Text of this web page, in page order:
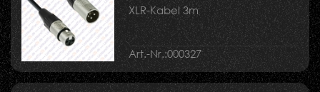
XLR-Kabel 3m
Art.-Nr.:000327